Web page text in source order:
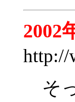
2002
http://
そ